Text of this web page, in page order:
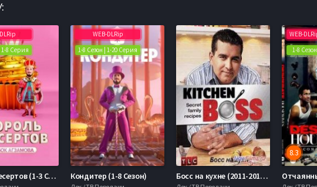
1-8 Серия
Король десертов (1-3 Сезон)
WEB-DLRip
1-8 Сезон | 1-20 Серия
Кондитер (1-8 Сезон) Босс на кухне (2011-2013) 1,2 Сезон Все серии
WEB-
1-8 Сезон
8.3